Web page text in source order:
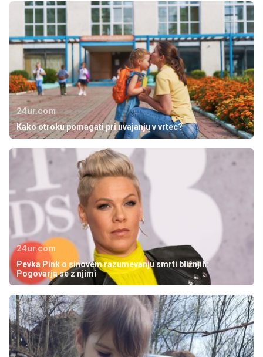
24ur.com
Kako otroku pomagati pri uvajanju v vrtec?
24ur.com
Pevka Pink o sinovem razumevanju smrti bližnjih:
Pogovarja se z njimi